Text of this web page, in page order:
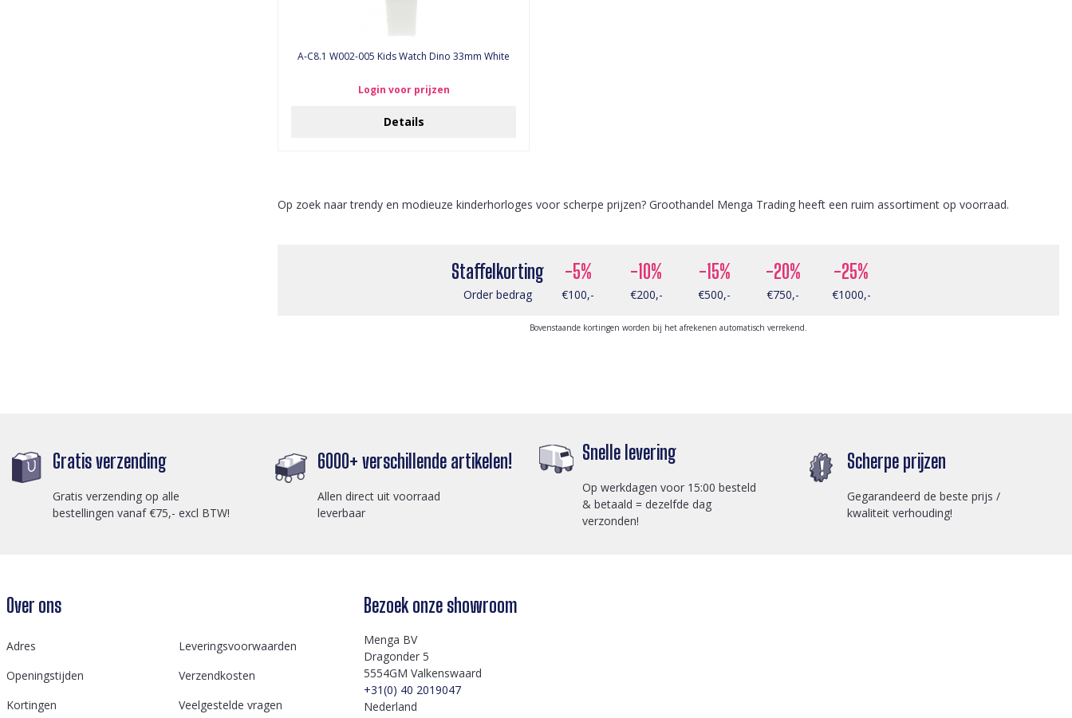
A-C8.1 W002-005 Kids Watch Dino 33mm White
Login voor prijzen
Details
Op zoek naar trendy en modieuze kinderhorloges voor scherpe prijzen? Groothandel Menga Trading heeft een ruim assortiment op voorraad.
Staffelkorting -5% -10% -15% -20% -25%
Order bedrag €100,- €200,- €500,- €750,- €1000,-
Bovenstaande kortingen worden bij het afrekenen automatisch verrekend.
Gratis verzending
Gratis verzending op alle
bestellingen vanaf €75,- excl BTW!
6000+ verschillende artikelen!
Allen direct uit voorraad
leverbaar
Snelle levering
Op werkdagen voor 15:00 besteld
& betaald = dezelfde dag
verzonden!
Scherpe prijzen
Gegarandeerd de beste prijs /
kwaliteit verhouding!
Over ons
Adres
Leveringsvoorwaarden
Openingstijden
Verzendkosten
Kortingen
Veelgestelde vragen
Bezoek onze showroom
Menga BV
Dragonder 5
5554GM Valkenswaard
+31(0) 40 2019047
Nederland